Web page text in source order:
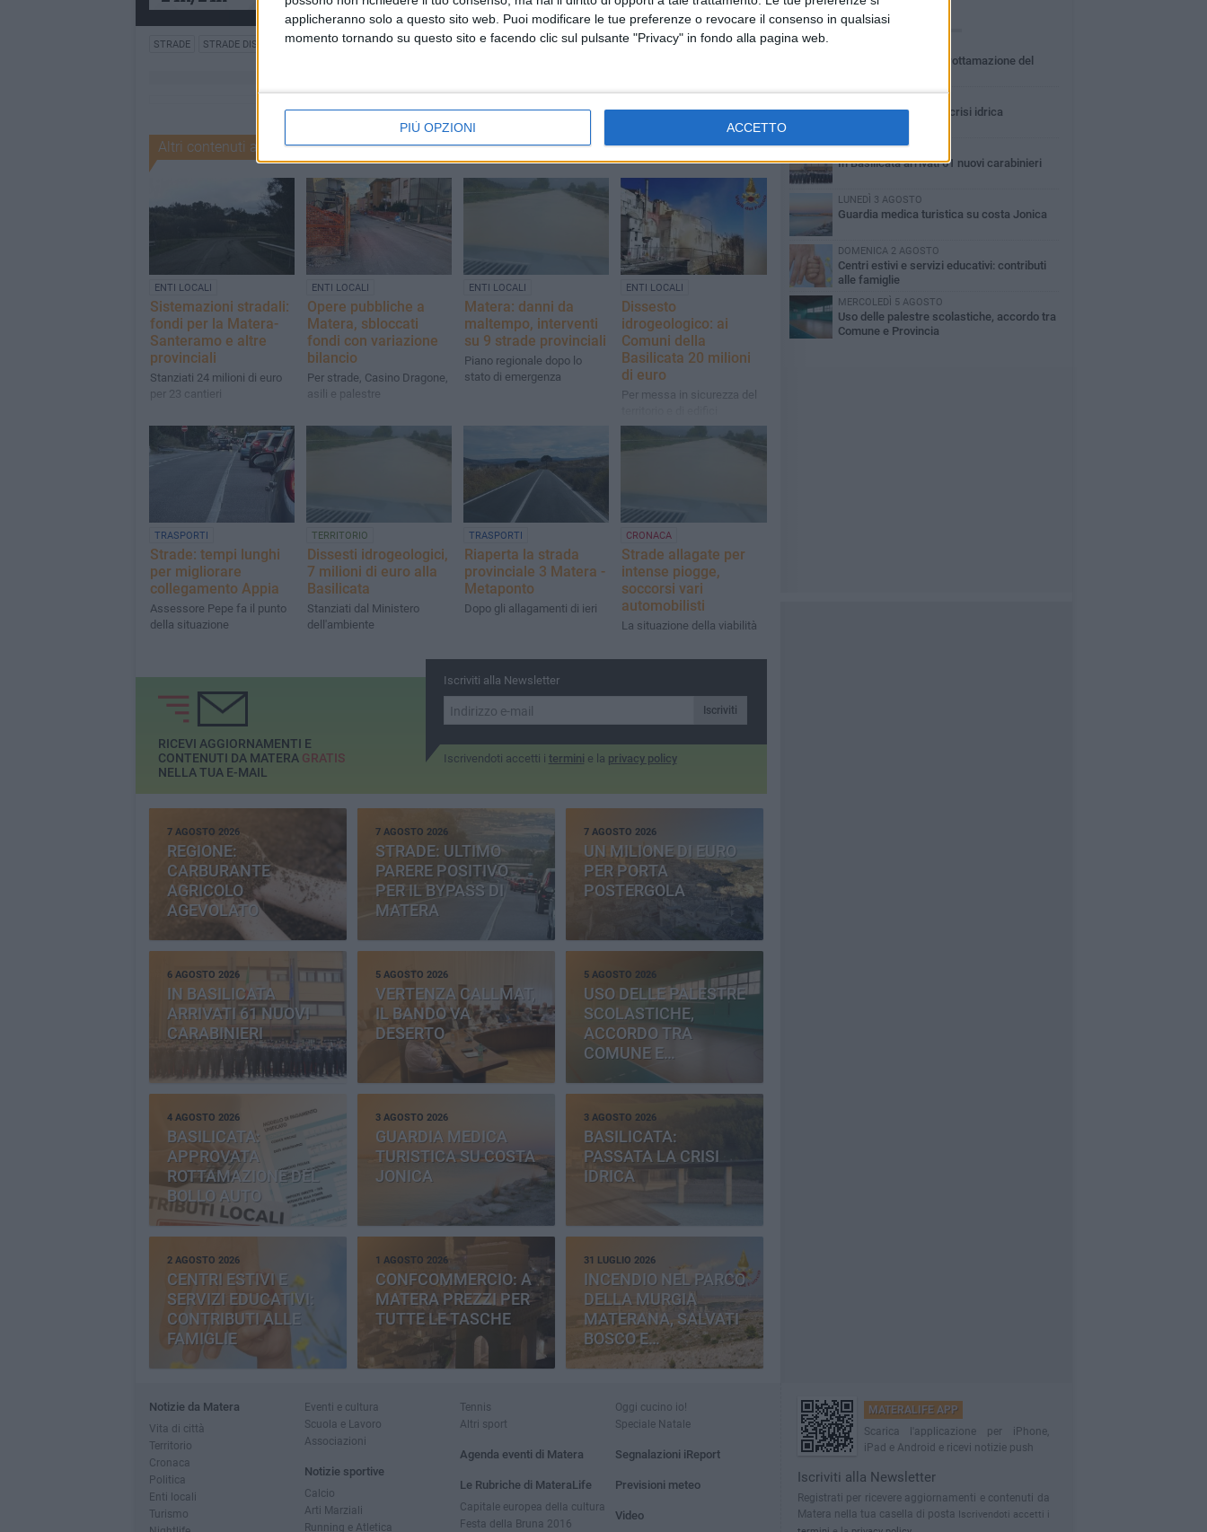
applicheranno solo a questo sito web. Puoi modificare le tue preferenze o revocare il consenso in qualsiasi
momento tornando su questo sito e facendo clic sul pulsante "Privacy" in fondo alla pagina web.
PIÙ OPZIONI ACCETTO
STRADE STRADE DISSESTATE ZONA PAIP 2
Altri contenuti a tema
ENTI LOCALI
Sistemazioni stradali:
fondi per la Matera-
Santeramo e altre
provinciali
Stanziati 24 milioni di euro
per 23 cantieri
ENTI LOCALI
Opere pubbliche a
Matera, sbloccati
fondi con variazione
bilancio
Per strade, Casino Dragone,
asili e palestre
ENTI LOCALI
Matera: danni da
maltempo, interventi
su 9 strade provinciali
Piano regionale dopo lo
stato di emergenza
ENTI LOCALI
Dissesto
idrogeologico: ai
Comuni della
Basilicata 20 milioni
di euro
Per messa in sicurezza del
TRASPORTI
Strade: tempi lunghi
per migliorare
collegamento Appia
Assessore Pepe fa il punto
della situazione
TERRITORIO
Dissesti idrogeologici,
7 milioni di euro alla
Basilicata
Stanziati dal Ministero
dell'ambiente
TRASPORTI
Riaperta la strada
provinciale 3 Matera -
Metaponto
Dopo gli allagamenti di ieri
CRONACA
Strade allagate per
intense piogge,
soccorsi vari
automobilisti
La situazione della viabilità
Iscriviti alla Newsletter
Iscriviti
Iscrivendoti accetti i termini e la privacy policy
RICEVI AGGIORNAMENTI E
CONTENUTI DA MATERA GRATIS
NELLA TUA E-MAIL
7 AGOSTO 2026
REGIONE:
CARBURANTE
AGRICOLO
AGEVOLATO
7 AGOSTO 2026
STRADE: ULTIMO
PARERE POSITIVO
PER IL BYPASS DI
MATERA
7 AGOSTO 2026
UN MILIONE DI EURO
PER PORTA
POSTERGOLA
6 AGOSTO 2026
IN BASILICATA
ARRIVATI 61 NUOVI
CARABINIERI
5 AGOSTO 2026
VERTENZA CALLMAT,
IL BANDO VA
DESERTO
5 AGOSTO 2026
USO DELLE PALESTRE
SCOLASTICHE,
ACCORDO TRA
COMUNE E
PROVINCIA
4 AGOSTO 2026
BASILICATA:
APPROVATA
ROTTAMAZIONE DEL
BOLLO AUTO
3 AGOSTO 2026
GUARDIA MEDICA
TURISTICA SU COSTA
JONICA
3 AGOSTO 2026
BASILICATA:
PASSATA LA CRISI
IDRICA
2 AGOSTO 2026
CENTRI ESTIVI E
SERVIZI EDUCATIVI:
CONTRIBUTI ALLE
FAMIGLIE
1 AGOSTO 2026
CONFCOMMERCIO: A
MATERA PREZZI PER
TUTTE LE TASCHE
31 LUGLIO 2026
INCENDIO NEL PARCO
DELLA MURGIA
MATERANA, SALVATI
BOSCO E
CEMENTERIA
PIÙ LETTI QUESTA SETTIMANA
Basilicata: approvata rottamazione del
LUNEDÌ 3 AGOSTO
Basilicata: passata la crisi idrica
GIOVEDÌ 6 AGOSTO
In Basilicata arrivati 61 nuovi carabinieri
LUNEDÌ 3 AGOSTO
Guardia medica turistica su costa Jonica
DOMENICA 2 AGOSTO
Centri estivi e servizi educativi: contributi
alle famiglie
MERCOLEDÌ 5 AGOSTO
Uso delle palestre scolastiche, accordo tra
Comune e Provincia
Notizie da Matera
Vita di città
Territorio
Cronaca
Politica
Enti locali
Turismo
Eventi e cultura
Scuola e Lavoro
Associazioni
Notizie sportive
Calcio
Arti Marziali
Running e Atletica
Tennis
Altri sport
Agenda eventi di Matera
Le Rubriche di MateraLife
Capitale europea della cultura
Festa della Bruna 2016
Oggi cucino io!
Speciale Natale
Segnalazioni iReport
Previsioni meteo
Video
MATERALIFE APP
Scarica l'applicazione per iPhone,
iPad e Android e ricevi notizie push
Iscriviti alla Newsletter
Registrati per ricevere aggiornamenti e contenuti da
Matera nella tua casella di posta Iscrivendoti accetti i